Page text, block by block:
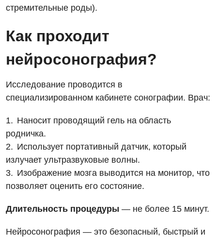
Онкологическое отделение
Отделение интенсивной терапии
Отделение неотложных состояний
Офтальмологическое отделение
Педиатрическое отделение
Проктология
Пульмонология
стремительные роды).
Как проходит
нейросонография?
Исследование проводится в
специализированном кабинете сонографии. Врач:
Наносит проводящий гель на область
родничка.
Использует портативный датчик, который
излучает ультразвуковые волны.
Изображение мозга выводится на монитор, что
позволяет оценить его состояние.
Длительность процедуры — не более 15 минут.
Нейросонография — это безопасный, быстрый и